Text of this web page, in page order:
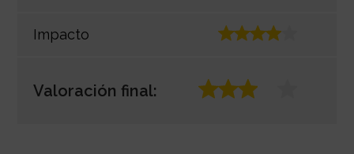
Impacto
Valoración final: